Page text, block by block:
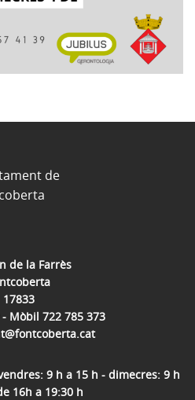
de la Farrès
17833
Mòbil 722 785 373
9 h a 15 h - dimecres: 9 h
16h a 19:30 h
de